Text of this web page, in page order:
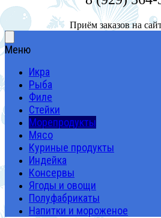
Приём заказов на
Меню
Икра
Рыба
Филе
Стейки
Морепродукты
Мясо
Куриные продукты
Индейка
Консервы
Ягоды и овощи
Полуфабрикаты
Напитки и мороженое